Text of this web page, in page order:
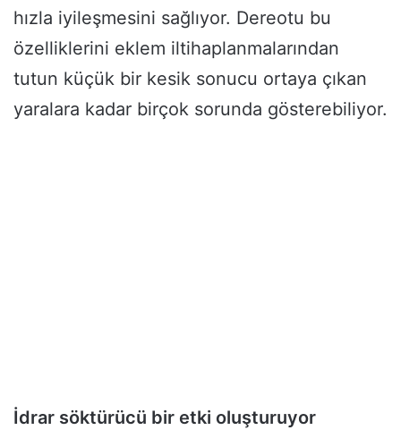
hızla iyileşmesini sağlıyor. Dereotu bu
özelliklerini eklem iltihaplanmalarından
tutun küçük bir kesik sonucu ortaya çıkan
yaralara kadar birçok sorunda gösterebiliyor.
İdrar söktürücü bir etki oluşturuyor